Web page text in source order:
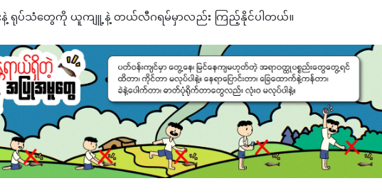
ါးနဲ့ ရုပ်သံတွေကို ယူကျူ့နဲ့ တယ်လီဂရမ်မှာလည်း ကြည့်နိုင်ပါတယ်။